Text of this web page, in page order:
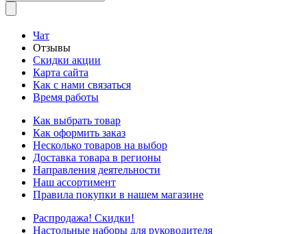
Чат
Отзывы
Скидки акции
Карта сайта
Как с нами связаться
Время работы
Как выбрать товар
Как оформить заказ
Несколько товаров на выбор
Доставка товара в регионы
Направления деятельности
Наш ассортимент
Правила покупки в нашем магазине
Распродажа! Скидки!
Настольные наборы для руководителя